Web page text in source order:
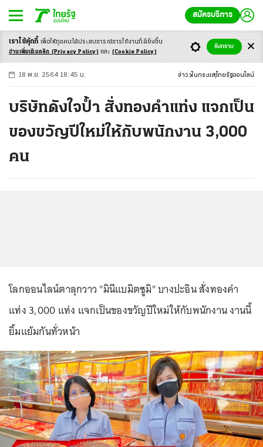
สมัครบริการ
-ก ก ก+
18 พ.ย. 2564 18:45 น. ข่าว ในกระแส ไทยรัฐออนไลน์
บริษัทดังใจป้ำ สั่งทองคำแท่ง แจกเป็น
ของขวัญปีใหม่ให้กับพนักงาน 3,000
คน
โลกออนไลน์ตาลุกวาว "มินีแบมิตซูมิ" บางปะอิน สั่งทองคำ
แท่ง 3,000 แท่ง แจกเป็นของขวัญปีใหม่ให้กับพนักงาน งานนี้
ยิ้มแย้มกันทั่วหน้า
เราใช้คุ้กกี้ เพื่อให้ทุกคนได้ประสบการณ์การใช้งานที่ดียิ่งขึ้น
อ่านเพิ่มเติมคลิก (Privacy Policy) และ (Cookie Policy)
รับทราบ